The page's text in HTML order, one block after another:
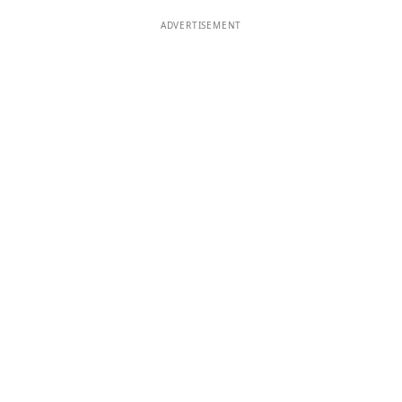
ADVERTISEMENT